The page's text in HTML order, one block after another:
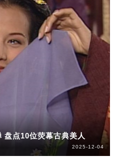
盘点10位荧幕古典美人
2025-12-04